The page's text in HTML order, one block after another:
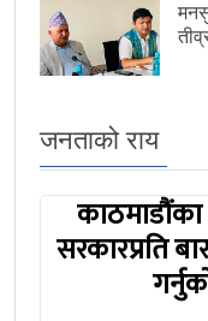
जनताको राय
सरकारप्रति